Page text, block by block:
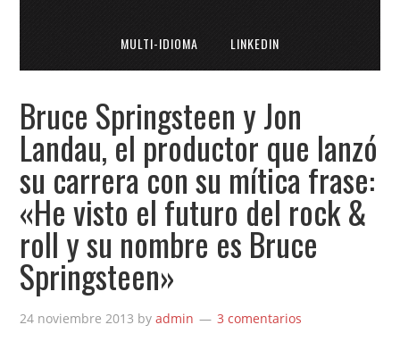
MULTI-IDIOMA LINKEDIN
Bruce Springsteen y Jon
Landau, el productor que lanzó
su carrera con su mítica frase:
«He visto el futuro del rock &
roll y su nombre es Bruce
Springsteen»
24 noviembre 2013 byadmin 3 comentarios